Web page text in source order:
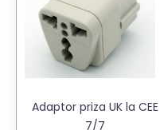
Adaptor priza UK la CEE
7/7